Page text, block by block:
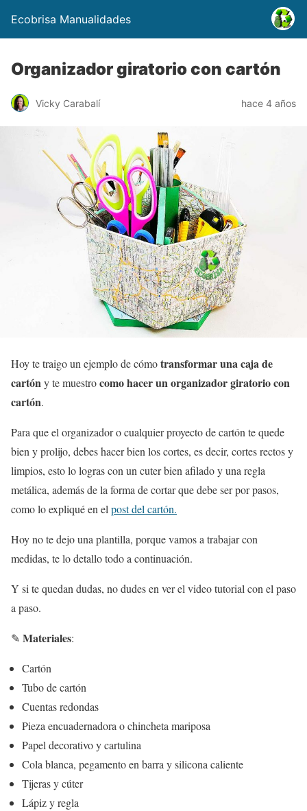
Ecobrisa Manualidades
Organizador giratorio con cartón
Vicky Carabalí hace 4 años
Hoy te traigo un ejemplo de cómotransformar una caja de
cartóny te muestrocomo hacer un organizador giratorio con
cartón.
Para que el organizador o cualquier proyecto de cartón te quede
bien y prolijo, debes hacer bien los cortes, es decir, cortes rectos y
limpios, esto lo logras con un cuter bien afilado y una regla
metálica, además de la forma de cortar que debe ser por pasos,
como lo expliqué en elpost del cartón.
Hoy no te dejo una plantilla, porque vamos a trabajar con
medidas, te lo detallo todo a continuación.
Y si te quedan dudas, no dudes en ver el video tutorial con el paso
a paso.
✎ Materiales:
Cartón
Tubo de cartón
Cuentas redondas
Pieza encuadernadora o chincheta mariposa
Papel decorativo y cartulina
Cola blanca, pegamento en barra y silicona caliente
Tijeras y cúter
Lápiz y regla